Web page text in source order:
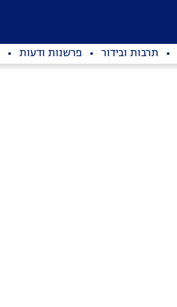
תרבות ובידור פרשנות ודעות